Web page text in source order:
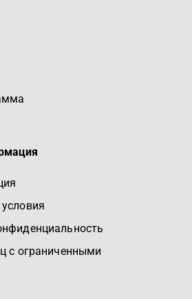
с ограниченными